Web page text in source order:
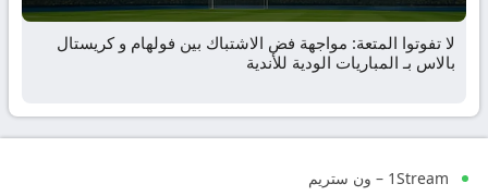
لا تفوتوا المتعة: مواجهة فض الاشتباك بين فولهام و كريستال
بالاس بـ المباريات الودية للأندية
1Stream – ون ستريم